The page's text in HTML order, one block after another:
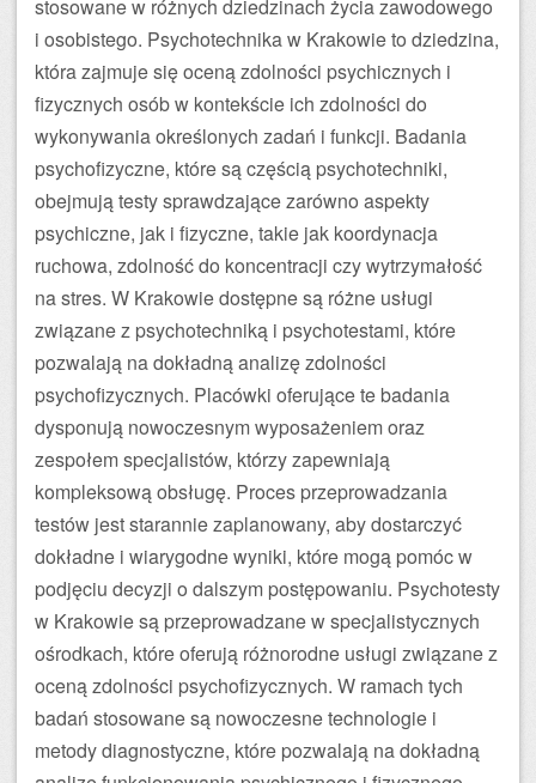
stosowane w różnych dziedzinach życia zawodowego
i osobistego. Psychotechnika w Krakowie to dziedzina,
która zajmuje się oceną zdolności psychicznych i
fizycznych osób w kontekście ich zdolności do
wykonywania określonych zadań i funkcji. Badania
psychofizyczne, które są częścią psychotechniki,
obejmują testy sprawdzające zarówno aspekty
psychiczne, jak i fizyczne, takie jak koordynacja
ruchowa, zdolność do koncentracji czy wytrzymałość
na stres. W Krakowie dostępne są różne usługi
związane z psychotechniką i psychotestami, które
pozwalają na dokładną analizę zdolności
psychofizycznych. Placówki oferujące te badania
dysponują nowoczesnym wyposażeniem oraz
zespołem specjalistów, którzy zapewniają
kompleksową obsługę. Proces przeprowadzania
testów jest starannie zaplanowany, aby dostarczyć
dokładne i wiarygodne wyniki, które mogą pomóc w
podjęciu decyzji o dalszym postępowaniu. Psychotesty
w Krakowie są przeprowadzane w specjalistycznych
ośrodkach, które oferują różnorodne usługi związane z
oceną zdolności psychofizycznych. W ramach tych
badań stosowane są nowoczesne technologie i
metody diagnostyczne, które pozwalają na dokładną